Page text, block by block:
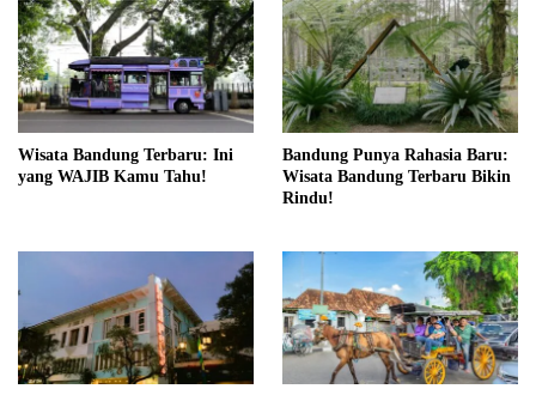
Wisata Bandung Terbaru: Ini
yang WAJIB Kamu Tahu!
Bandung Punya Rahasia Baru:
Wisata Bandung Terbaru Bikin
Rindu!